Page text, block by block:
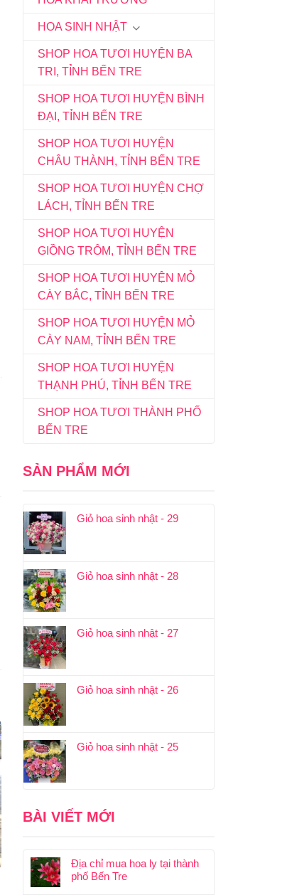
HOA SINH NHẬT
SHOP HOA TƯƠI HUYỆN BA
TRI, TỈNH BẾN TRE
SHOP HOA TƯƠI HUYỆN BÌNH
ĐẠI, TỈNH BẾN TRE
SHOP HOA TƯƠI HUYỆN
CHÂU THÀNH, TỈNH BẾN TRE
SHOP HOA TƯƠI HUYỆN CHỢ
LÁCH, TỈNH BẾN TRE
SHOP HOA TƯƠI HUYỆN
GIỒNG TRÔM, TỈNH BẾN TRE
SHOP HOA TƯƠI HUYỆN MỎ
CÀY BẮC, TỈNH BẾN TRE
SHOP HOA TƯƠI HUYỆN MỎ
CÀY NAM, TỈNH BẾN TRE
SHOP HOA TƯƠI HUYỆN
THẠNH PHÚ, TỈNH BẾN TRE
SHOP HOA TƯƠI THÀNH PHỐ
BẾN TRE
SẢN PHẨM MỚI
Giỏ hoa sinh nhật - 29
Giỏ hoa sinh nhật - 28
Giỏ hoa sinh nhật - 27
Giỏ hoa sinh nhật - 26
Giỏ hoa sinh nhật - 25
BÀI VIẾT MỚI
Địa chỉ mua hoa ly tại thành
phố Bến Tre